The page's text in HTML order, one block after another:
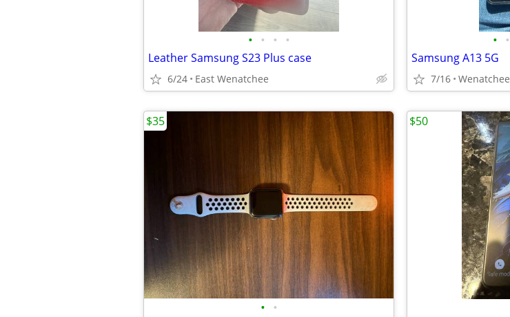
• • • •
Leather Samsung S23 Plus case
6/24 East Wenatchee
• •
Samsung A13 5G
7/16 Wenatchee
• •
$35 $50